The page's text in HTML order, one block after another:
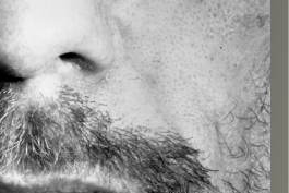
כל מה שחי, אמיתי ונושם.
עם שמוליק רגב.
קרדיט תמונות: David Goehring